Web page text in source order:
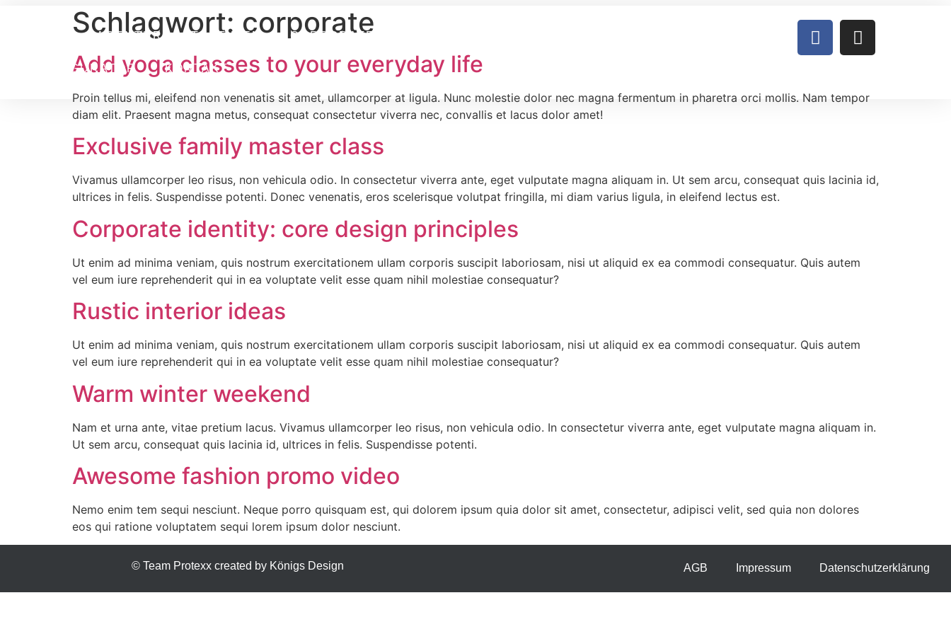
AGENTUR TEXTILIEN CORPORATE FASHION
KONFIGURATOR KONTAKT
Schlagwort: corporate
Add yoga classes to your everyday life
Proin tellus mi, eleifend non venenatis sit amet, ullamcorper at ligula. Nunc molestie dolor nec magna fermentum in pharetra orci mollis. Nam tempor
diam elit. Praesent magna metus, consequat consectetur viverra nec, convallis et lacus dolor amet!
Exclusive family master class
Vivamus ullamcorper leo risus, non vehicula odio. In consectetur viverra ante, eget vulputate magna aliquam in. Ut sem arcu, consequat quis lacinia id,
ultrices in felis. Suspendisse potenti. Donec venenatis, eros scelerisque volutpat fringilla, mi diam varius ligula, in eleifend lectus est.
Corporate identity: core design principles
Ut enim ad minima veniam, quis nostrum exercitationem ullam corporis suscipit laboriosam, nisi ut aliquid ex ea commodi consequatur. Quis autem
vel eum iure reprehenderit qui in ea voluptate velit esse quam nihil molestiae consequatur?
Rustic interior ideas
Ut enim ad minima veniam, quis nostrum exercitationem ullam corporis suscipit laboriosam, nisi ut aliquid ex ea commodi consequatur. Quis autem
vel eum iure reprehenderit qui in ea voluptate velit esse quam nihil molestiae consequatur?
Warm winter weekend
Nam et urna ante, vitae pretium lacus. Vivamus ullamcorper leo risus, non vehicula odio. In consectetur viverra ante, eget vulputate magna aliquam in.
Ut sem arcu, consequat quis lacinia id, ultrices in felis. Suspendisse potenti.
Awesome fashion promo video
Nemo enim tem sequi nesciunt. Neque porro quisquam est, qui dolorem ipsum quia dolor sit amet, consectetur, adipisci velit, sed quia non dolores
eos qui ratione voluptatem sequi lorem ipsum dolor nesciunt.
© Team Protexx created by Königs Design AGB Impressum Datenschutzerklärung